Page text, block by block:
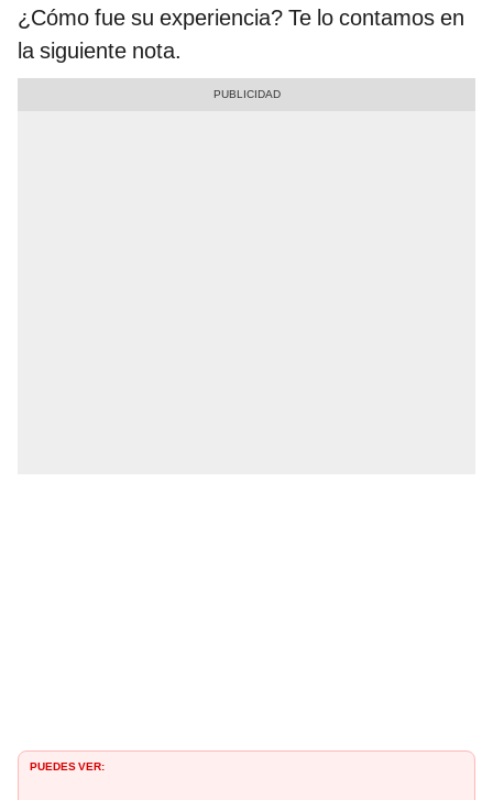
¿Cómo fue su experiencia? Te lo contamos en
la siguiente nota.
PUEDES VER: